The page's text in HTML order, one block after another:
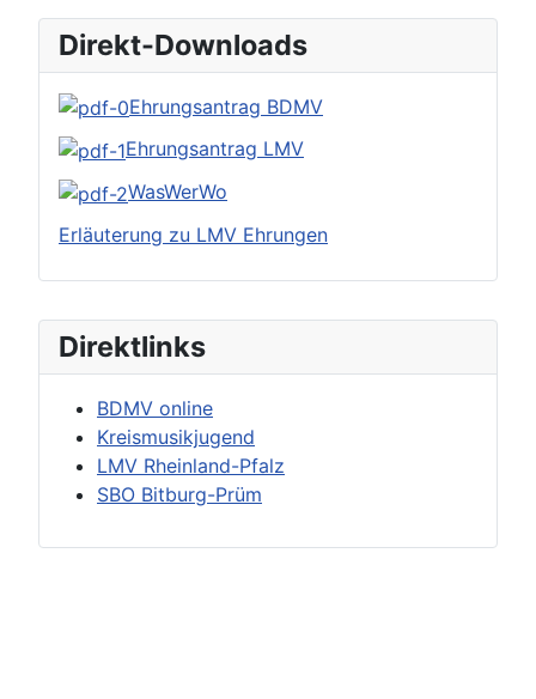
Direktlinks
BDMV online
Kreismusikjugend
LMV Rheinland-Pfalz
SBO Bitburg-Prüm
Direkt-Downloads
Ehrungsantrag BDMV
Ehrungsantrag LMV
WasWerWo
Erläuterung zu LMV Ehrungen